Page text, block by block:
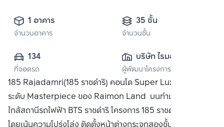
1 อาคาร
จำนวนอาคาร
35 ชั้น
จำนวนชั้น
134
ที่จอดรถ
บริษัท ไรมอน แลนด์
จำกัด (มหาชน)
ผู้พัฒนาโครงการ
185 Rajadamri(185 ราชดำริ) คอนโด Super Luxury ผลงาน
ระดับ Masterpiece ของ Raimon Land บนทำเลย่าน CBD
ใกล้สถานีรถไฟฟ้า BTS ราชดำริ โครงการ 185 ราชดำริ ออกแบบ